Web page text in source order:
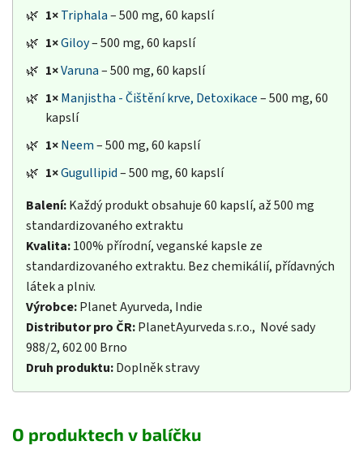
🌿 1×Triphala– 500 mg, 60 kapslí
🌿 1×Giloy– 500 mg, 60 kapslí
🌿 1×Varuna– 500 mg, 60 kapslí
🌿 1×Manjistha - Čištění krve, Detoxikace– 500 mg, 60
kapslí
🌿 1×Neem– 500 mg, 60 kapslí
🌿 1×Gugullipid– 500 mg, 60 kapslí
Balení:Každý produkt obsahuje 60 kapslí, až 500 mg
standardizovaného extraktu
Kvalita:100% přírodní, veganské kapsle ze
standardizovaného extraktu. Bez chemikálií, přídavných
látek a plniv.
Výrobce:Planet Ayurveda, Indie
Distributor pro ČR:PlanetAyurveda s.r.o., Nové sady
988/2, 602 00 Brno
Druh produktu:Doplněk stravy
O produktech v balíčku